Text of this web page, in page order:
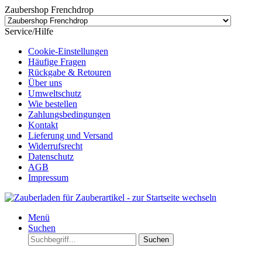
Zaubershop Frenchdrop
Service/Hilfe
Cookie-Einstellungen
Häufige Fragen
Rückgabe & Retouren
Über uns
Umweltschutz
Wie bestellen
Zahlungsbedingungen
Kontakt
Lieferung und Versand
Widerrufsrecht
Datenschutz
AGB
Impressum
Menü
Suchen
Suchen